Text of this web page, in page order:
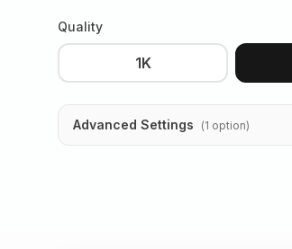
Quality
1K
Advanced Settings (1 option)